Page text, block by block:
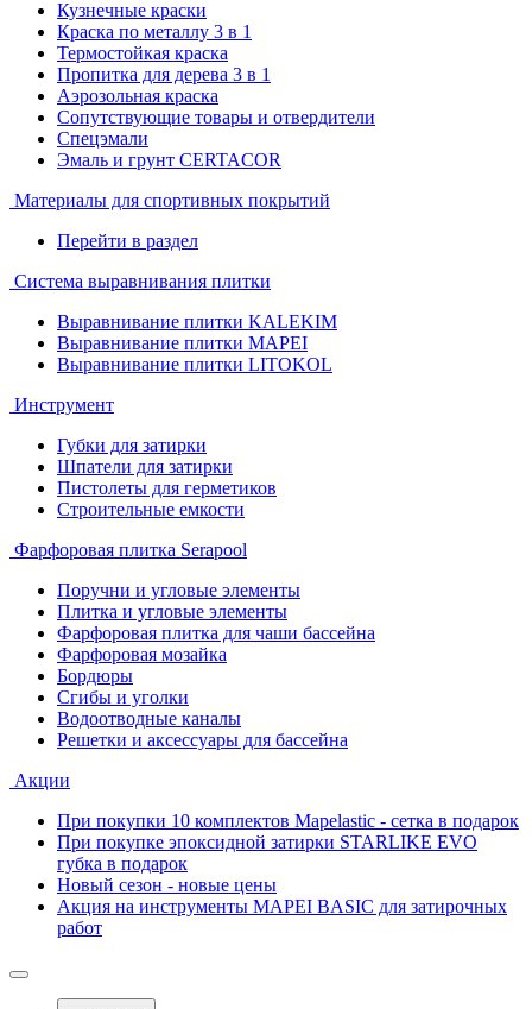
Кузнечные краски
Краска по металлу 3 в 1
Термостойкая краска
Пропитка для дерева 3 в 1
Аэрозольная краска
Сопутствующие товары и отвердители
Спецэмали
Эмаль и грунт CERTACOR
Материалы для спортивных покрытий
Перейти в раздел
Система выравнивания плитки
Выравнивание плитки KALEKIM
Выравнивание плитки MAPEI
Выравнивание плитки LITOKOL
Инструмент
Губки для затирки
Шпатели для затирки
Пистолеты для герметиков
Строительные емкости
Фарфоровая плитка Serapool
Поручни и угловые элементы
Плитка и угловые элементы
Фарфоровая плитка для чаши бассейна
Фарфоровая мозайка
Бордюры
Сгибы и уголки
Водоотводные каналы
Решетки и аксессуары для бассейна
Акции
При покупки 10 комплектов Mapelastic - сетка в подарок
При покупке эпоксидной затирки STARLIKE EVO
губка в подарок
Новый сезон - новые цены
Акция на инструменты MAPEI BASIC для затирочных
работ